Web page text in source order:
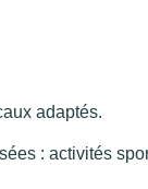
adaptés.
: activités